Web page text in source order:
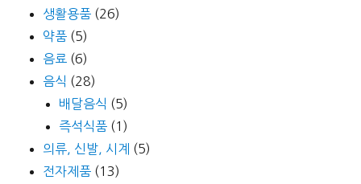
생활용품 (26)
약품 (5)
음료 (6)
음식 (28)
배달음식 (5)
즉석식품 (1)
의류, 신발, 시계 (5)
전자제품 (13)